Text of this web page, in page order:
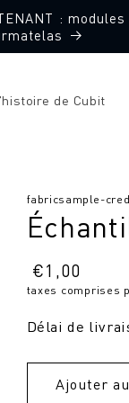
:
de Cubit
SKU
fabricsample-
Prix
normal
€1,00
taxes comprises
Délai de
Ajouter